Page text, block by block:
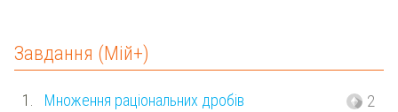
Завдання (Мій+)
1. Множення раціональних дробів 2